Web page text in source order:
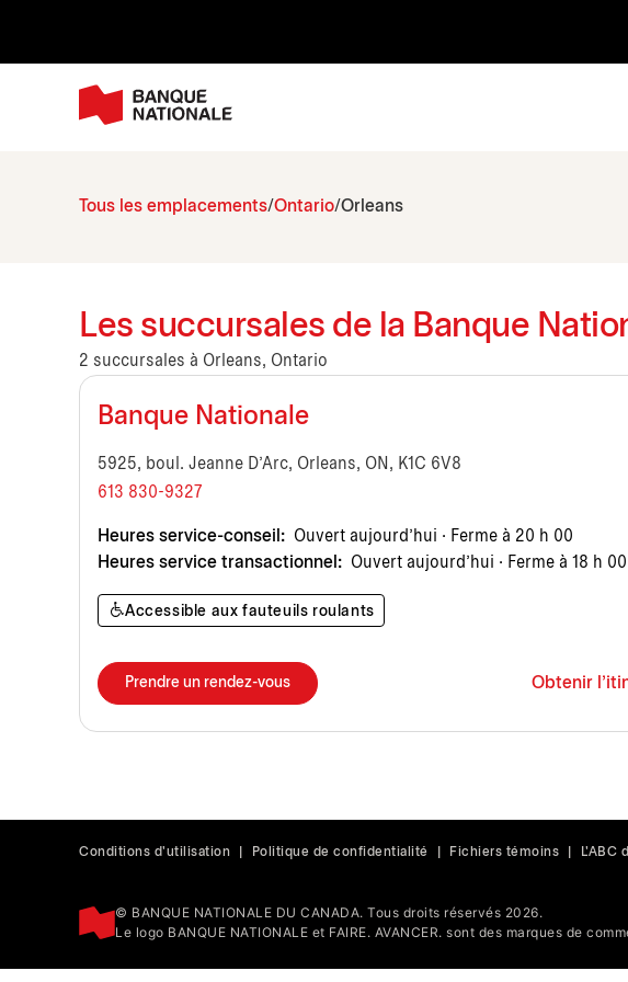
Tous les emplacements Ontario Orleans
Les succursales de la Banque
2 succursales à Orleans, Ontario
Banque Nationale
5925, boul. Jeanne D'Arc, Orleans, ON, K1C 6V8
613 830-9327
Heures service-conseil: Ouvert aujourd’hui · Ferme à 20 h 00
Heures service transactionnel: Ouvert aujourd’hui · Ferme à 18 h 00
Accessible aux fauteuils roulants
Prendre un rendez-vous Obtenir
Conditions d'utilisation Politique de confidentialité Fichiers témoins L'ABC
© BANQUE NATIONALE DU CANADA. Tous droits réservés 2026.
Le logo BANQUE NATIONALE et FAIRE. AVANCER. sont des marques de